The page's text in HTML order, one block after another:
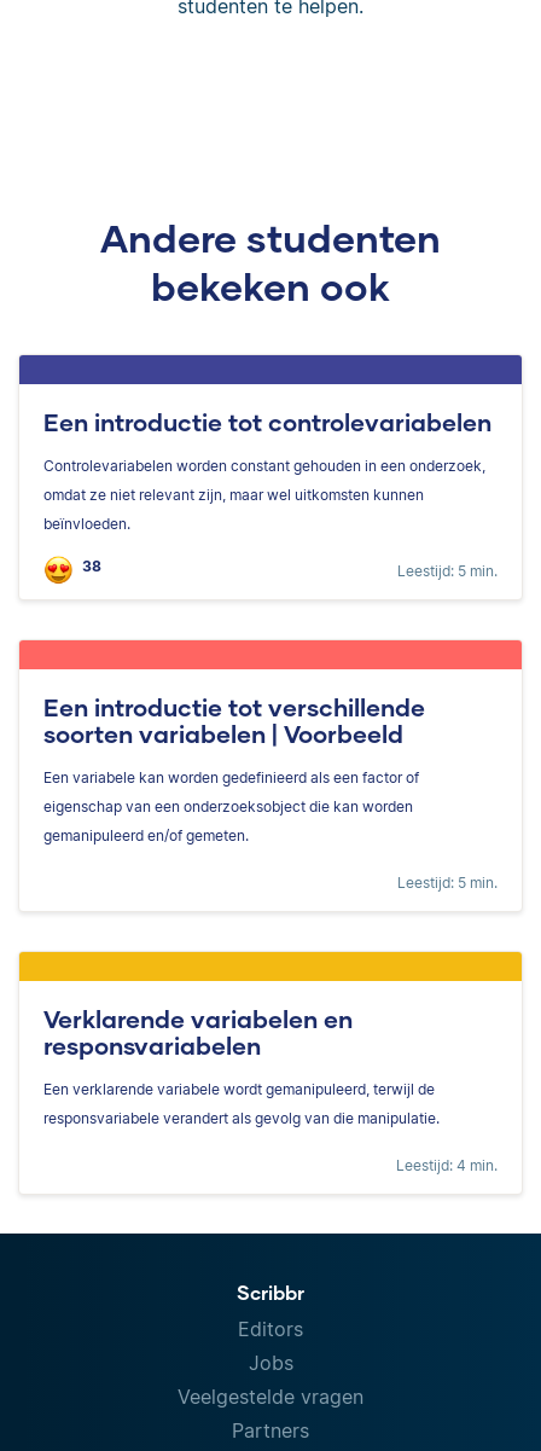
studenten te helpen.
Andere studenten
bekeken ook
Een introductie tot controlevariabelen
Controlevariabelen worden constant gehouden in een onderzoek,
omdat ze niet relevant zijn, maar wel uitkomsten kunnen
beïnvloeden.
38 Leestijd: 5 min.
Een introductie tot verschillende
soorten variabelen | Voorbeeld
Een variabele kan worden gedefinieerd als een factor of
eigenschap van een onderzoeksobject die kan worden
gemanipuleerd en/of gemeten.
Leestijd: 5 min.
Verklarende variabelen en
responsvariabelen
Een verklarende variabele wordt gemanipuleerd, terwijl de
responsvariabele verandert als gevolg van die manipulatie.
Leestijd: 4 min.
Scribbr
Editors
Jobs
Veelgestelde vragen
Partners